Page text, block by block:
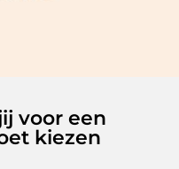
voor een
kiezen